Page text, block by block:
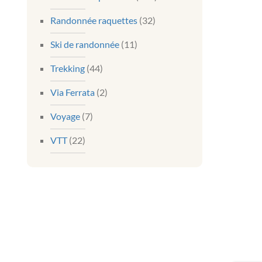
Randonnée raquettes (32)
Ski de randonnée (11)
Trekking (44)
Via Ferrata (2)
Voyage (7)
VTT(22)